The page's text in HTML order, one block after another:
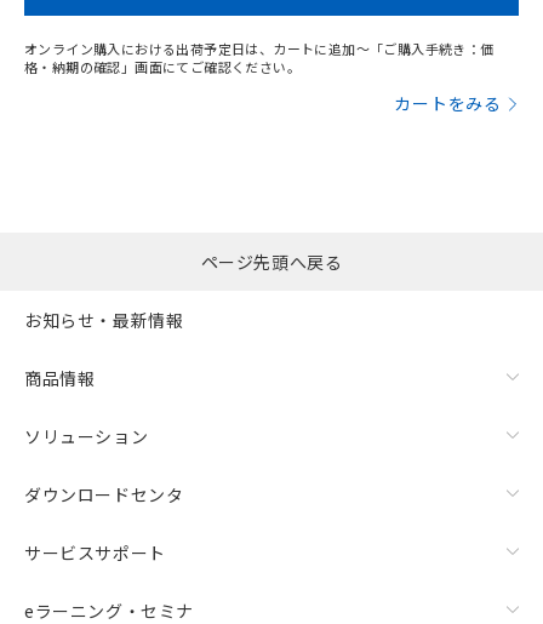
オンライン購入における出荷予定日は、カートに追加～「ご購入手続き：価
格・納期の確認」画面にてご確認ください。
カートをみる
ページ先頭へ戻る
お知らせ・最新情報
商品情報
ソリューション
ダウンロードセンタ
サービスサポート
eラーニング・セミナ